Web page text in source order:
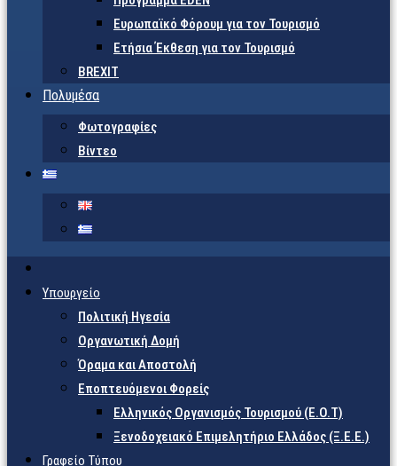
Ευρωπαϊκό Φόρουμ για τον Τουρισμό
Ετήσια Έκθεση για τον Τουρισμό
BREXIT
Πολυμέσα
Φωτογραφίες
Βίντεο
Υπουργείο
Πολιτική Ηγεσία
Οργανωτική Δομή
Όραμα και Αποστολή
Εποπτευόμενοι Φορείς
Eλληνικός Οργανισμός Τουρισμού (Ε.Ο.Τ)
Ξενοδοχειακό Επιμελητήριο Ελλάδος (Ξ.Ε.Ε.)
Γραφείο Τύπου